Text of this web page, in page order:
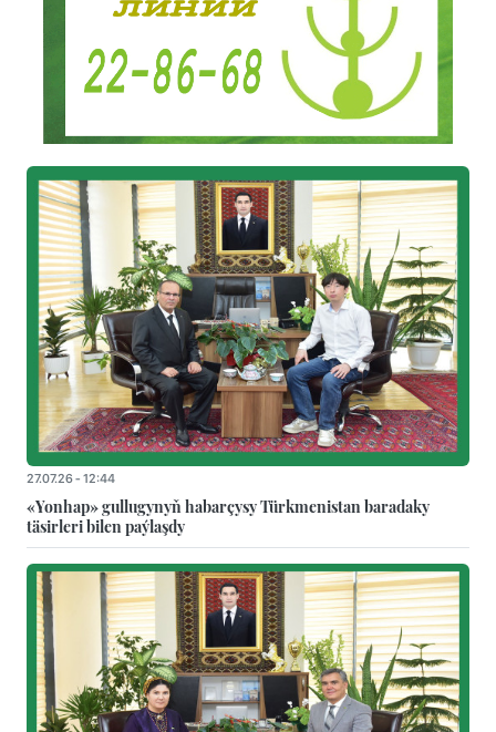
27.07.26 - 12:44
«Yonhap» gullugynyň habarçysy Türkmenistan baradaky
täsirleri bilen paýlaşdy